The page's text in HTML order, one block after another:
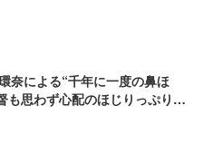
奈による“千年に一度の鼻ほ
も思わず心配のほじりっぷりに